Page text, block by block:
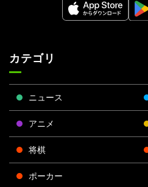
カテゴリ
ニュース
アニメ
将棋
ポーカー